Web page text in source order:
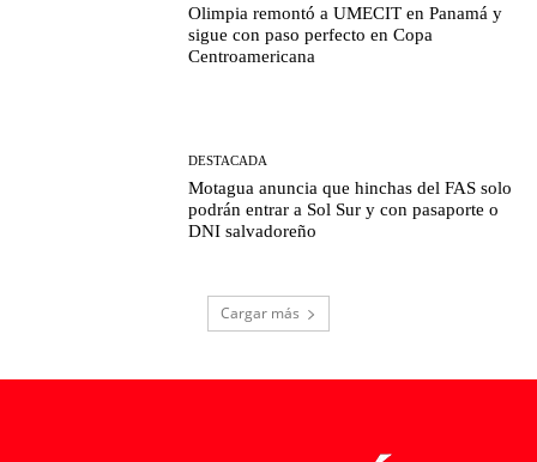
Olimpia remontó a UMECIT en Panamá y
sigue con paso perfecto en Copa
Centroamericana
DESTACADA
Motagua anuncia que hinchas del FAS solo
podrán entrar a Sol Sur y con pasaporte o
DNI salvadoreño
Cargar más